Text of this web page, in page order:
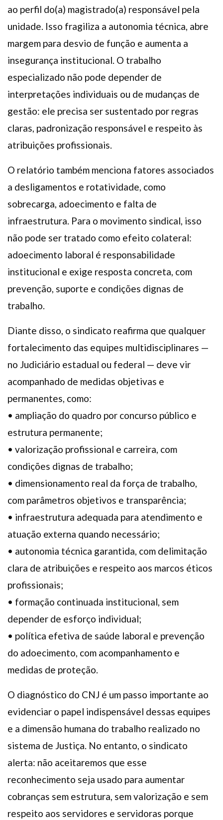
ao perfil do(a) magistrado(a) responsável pela
unidade. Isso fragiliza a autonomia técnica, abre
margem para desvio de função e aumenta a
insegurança institucional. O trabalho
especializado não pode depender de
interpretações individuais ou de mudanças de
gestão: ele precisa ser sustentado por regras
claras, padronização responsável e respeito às
atribuições profissionais.
O relatório também menciona fatores associados
a desligamentos e rotatividade, como
sobrecarga, adoecimento e falta de
infraestrutura. Para o movimento sindical, isso
não pode ser tratado como efeito colateral:
adoecimento laboral é responsabilidade
institucional e exige resposta concreta, com
prevenção, suporte e condições dignas de
trabalho.
Diante disso, o sindicato reafirma que qualquer
fortalecimento das equipes multidisciplinares —
no Judiciário estadual ou federal — deve vir
acompanhado de medidas objetivas e
permanentes, como:
• ampliação do quadro por concurso público e
estrutura permanente;
• valorização profissional e carreira, com
condições dignas de trabalho;
• dimensionamento real da força de trabalho,
com parâmetros objetivos e transparência;
• infraestrutura adequada para atendimento e
atuação externa quando necessário;
• autonomia técnica garantida, com delimitação
clara de atribuições e respeito aos marcos éticos
profissionais;
• formação continuada institucional, sem
depender de esforço individual;
• política efetiva de saúde laboral e prevenção
do adoecimento, com acompanhamento e
medidas de proteção.
O diagnóstico do CNJ é um passo importante ao
evidenciar o papel indispensável dessas equipes
e a dimensão humana do trabalho realizado no
sistema de Justiça. No entanto, o sindicato
alerta: não aceitaremos que esse
reconhecimento seja usado para aumentar
cobranças sem estrutura, sem valorização e sem
respeito aos servidores e servidoras porque